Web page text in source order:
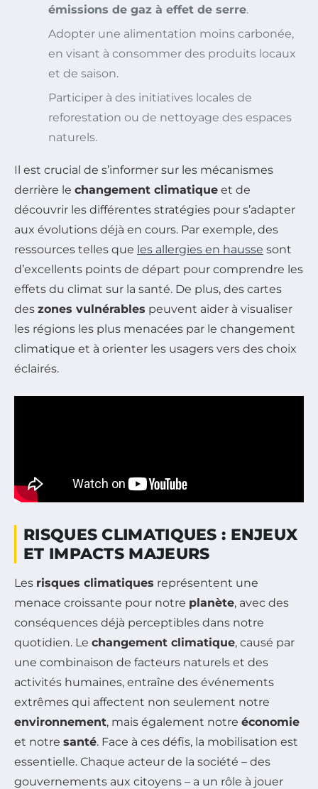
émissions de gaz à effet de serre.
Adopter une alimentation moins carbonée,
en visant à consommer des produits locaux
et de saison.
Participer à des initiatives locales de
reforestation ou de nettoyage des espaces
naturels.
Il est crucial de s’informer sur les mécanismes
derrière le changement climatique et de
découvrir les différentes stratégies pour s’adapter
aux évolutions déjà en cours. Par exemple, des
ressources telles que les allergies en hausse sont
d’excellents points de départ pour comprendre les
effets du climat sur la santé. De plus, des cartes
des zones vulnérables peuvent aider à visualiser
les régions les plus menacées par le changement
climatique et à orienter les usagers vers des choix
éclairés.
RISQUES CLIMATIQUES : ENJEUX
ET IMPACTS MAJEURS
Les risques climatiques représentent une
menace croissante pour notre planète, avec des
conséquences déjà perceptibles dans notre
quotidien. Le changement climatique, causé par
une combinaison de facteurs naturels et des
activités humaines, entraîne des événements
extrêmes qui affectent non seulement notre
environnement, mais également notre économie
et notre santé. Face à ces défis, la mobilisation est
essentielle. Chaque acteur de la société – des
gouvernements aux citoyens – a un rôle à jouer